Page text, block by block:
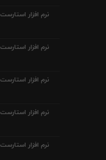
نرم افزار استارست 19000
نرم افزار استارست 2000 هایپر
نرم افزار استارست 60000
نرم افزار استارست 65000
نرم افزار استارست 8800